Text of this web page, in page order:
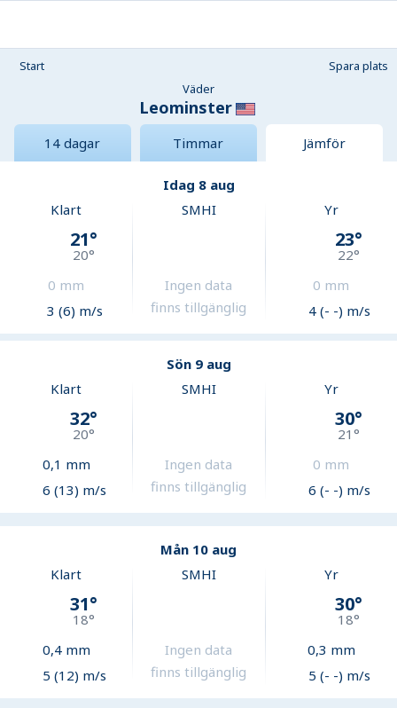
Start
Spara plats
Väder
Leominster
14 dagar Timmar Jämför
Idag 8 aug
Klart
21°
20°
0 mm
3 (6) m/s
SMHI
Ingen data
finns tillgänglig
Yr
23°
22°
0 mm
4 (- -) m/s
Sön 9 aug
Klart
32°
20°
0,1 mm
6 (13) m/s
SMHI
Ingen data
finns tillgänglig
Yr
30°
21°
0 mm
6 (- -) m/s
Mån 10 aug
Klart
31°
18°
0,4mm
5 (12) m/s
SMHI
Ingen data
finns tillgänglig
Yr
30°
18°
0,3 mm
5 (- -) m/s